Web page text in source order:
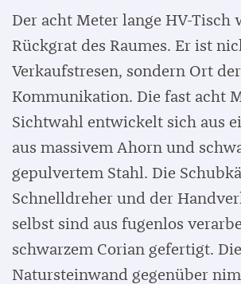
Der acht Meter lange HV-Tisch
Rückgrat des Raumes. Er ist
Verkaufstresen, sondern Ort der
Kommunikation. Die fast acht
Sichtwahl entwickelt sich aus
aus massivem Ahorn und
gepulvertem Stahl. Die
Schnelldreher und der
selbst sind aus fugenlos
schwarzem Corian gefertigt.
Natursteinwand gegenüber